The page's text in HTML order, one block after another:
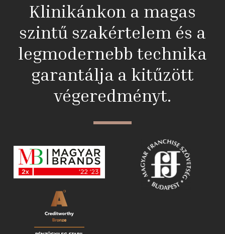
Klinikánkon a magas
szintű szakértelem és a
legmodernebb technika
garantálja a kitűzött
végeredményt.